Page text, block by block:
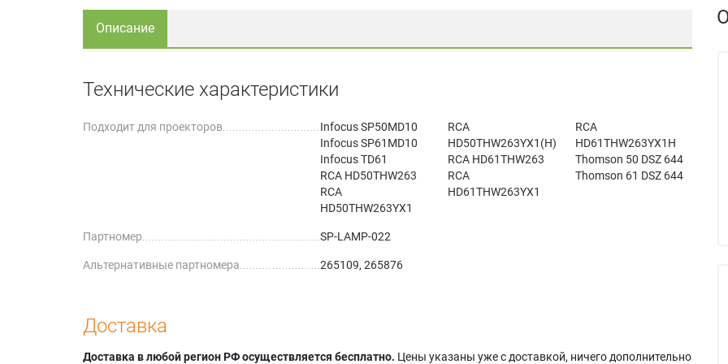
Описание
Технические характеристики
Подходит для проекторов
Infocus SP50MD10
Infocus SP61MD10
Infocus TD61
RCA HD50THW263
RCA
HD50THW263YX1
RCA
HD50THW263YX1(H)
RCA HD61THW263
RCA
HD61THW263YX1
RCA
HD61THW263YX1H
Thomson 50 DSZ 644
Thomson 61 DSZ 644
Партномер SP-LAMP-022
Альтернативные партномера 265109, 265876
Доставка
Доставка в любой регион РФ осуществляется бесплатно. Цены указаны уже с доставкой, ничего дополнительно